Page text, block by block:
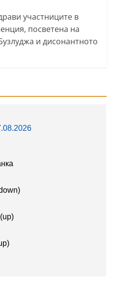
участниците в
посветена на
и дисонантното